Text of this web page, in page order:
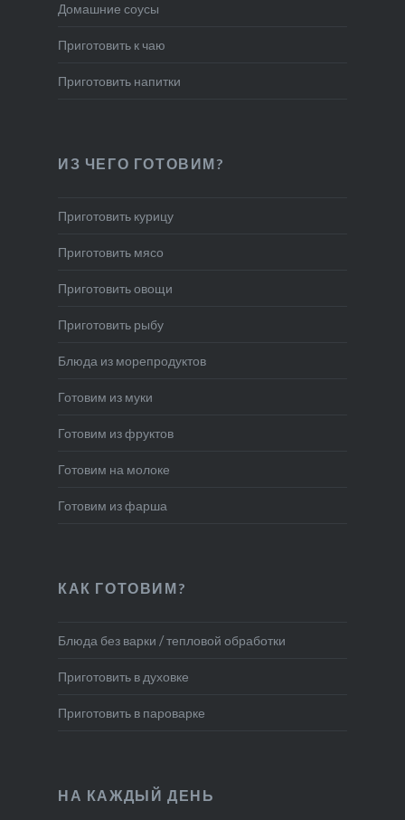
Домашние соусы
Приготовить к чаю
Приготовить напитки
ИЗ ЧЕГО ГОТОВИМ?
Приготовить курицу
Приготовить мясо
Приготовить овощи
Приготовить рыбу
Блюда из морепродуктов
Готовим из муки
Готовим из фруктов
Готовим на молоке
Готовим из фарша
КАК ГОТОВИМ?
Блюда без варки / тепловой обработки
Приготовить в духовке
Приготовить в пароварке
НА КАЖДЫЙ ДЕНЬ